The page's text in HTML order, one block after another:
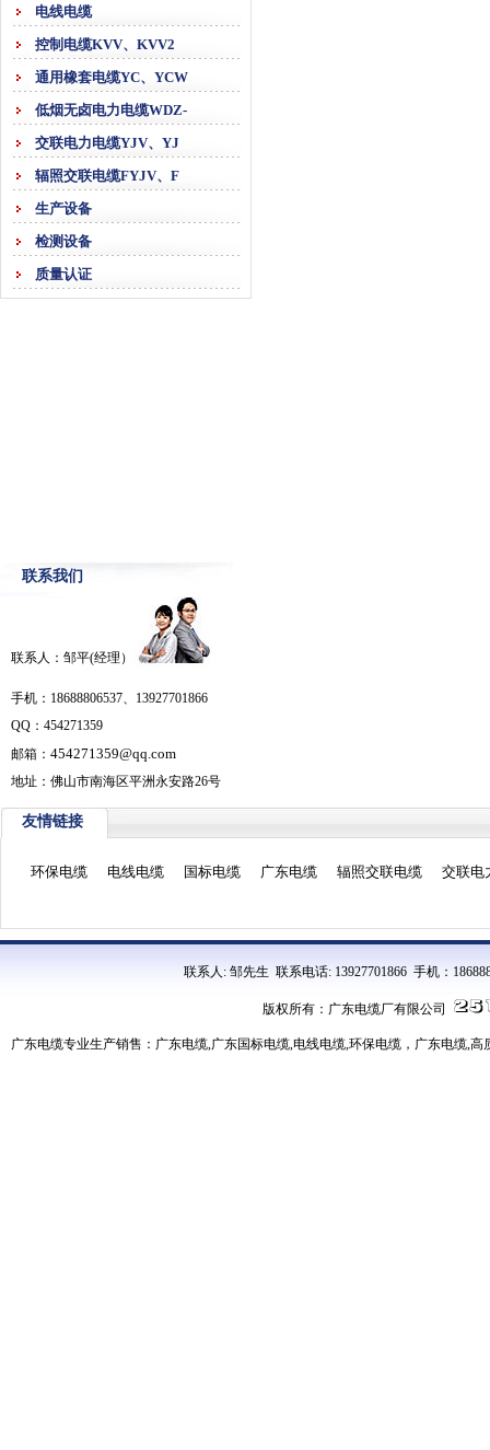
电线电缆
控制电缆KVV、KVV2
通用橡套电缆YC、YCW
低烟无卤电力电缆WDZ-
交联电力电缆YJV、YJ
辐照交联电缆FYJV、F
生产设备
检测设备
质量认证
联系我们
联系人：邹平(经理）
手机：18688806537、13927701866
QQ：454271359
邮箱： 454271359@qq.com
地址：佛山市南海区平洲永安路26号
友情链接
环保电缆 电线电缆 国标电缆 广东电缆 辐照交联电缆 交联电
联系人: 邹先生 联系电话: 13927701866 手机：
版权所有：广东电缆厂有限公司
广东电缆专业生产销售：广东电缆,广东国标电缆,电线电缆,环保电缆，广东电缆,高